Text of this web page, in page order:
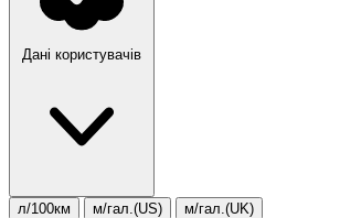
Дані користувачів
л/100км м/гал.(US) м/гал.(UK)